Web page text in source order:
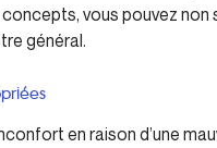
vous pouvez
général.
en raison d’une